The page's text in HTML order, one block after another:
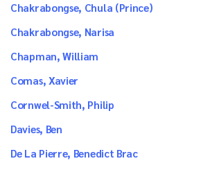
Chakrabongse, Chula (Prince)
Chakrabongse, Narisa
Chapman, William
Comas, Xavier
Cornwel-Smith, Philip
Davies, Ben
De La Pierre, Benedict Brac